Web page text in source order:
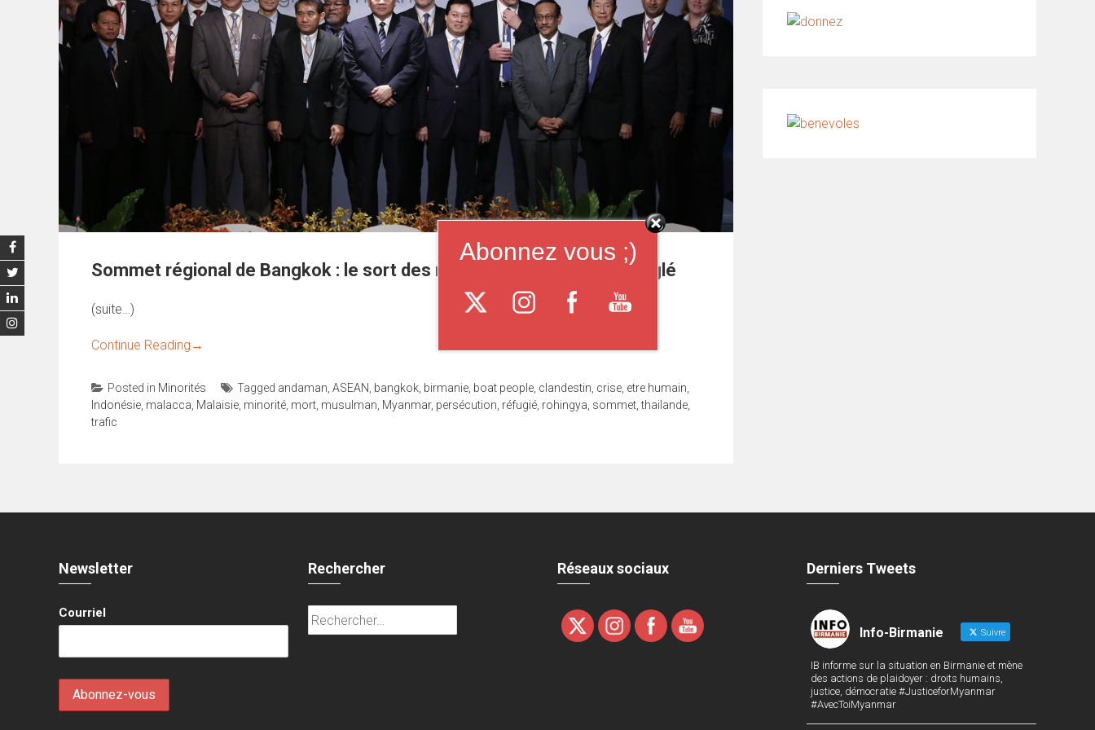
Sommet régional de Bangkok : le sort des rohingyas est loin d’être réglé
(suite…)
Continue Reading →
Posted in Minorités Tagged andaman ASEAN bangkok birmanie boat people clandestin crise etre humain
Indonésie malacca Malaisie minorité mort musulman Myanmar, persécution réfugié rohingya sommet ,thailande
trafic
Newsletter
Courriel
Rechercher
Rechercher :
Réseaux sociaux Derniers Tweets
Info-Birmanie Suivre
IB informe sur la situation en Birmanie et mène
des actions de plaidoyer : droits humains,
justice, démocratie #JusticeforMyanmar
#AvecToiMyanmar
Abonnez vous ;)